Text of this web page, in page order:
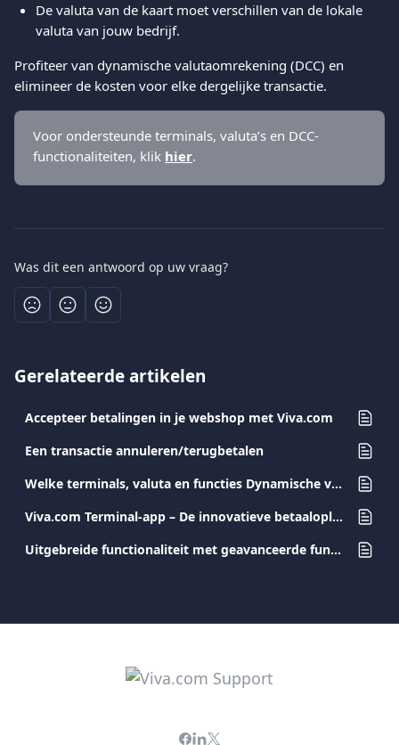
De valuta van de kaart moet verschillen van de lokale
valuta van jouw bedrijf.
Profiteer van dynamische valutaomrekening (DCC) en
elimineer de kosten voor elke dergelijke transactie.
Voor ondersteunde terminals, valuta’s en DCC-
functionaliteiten, klik hier.
Was dit een antwoord op uw vraag?
Gerelateerde artikelen
Accepteer betalingen in je webshop met Viva.com
Een transactie annuleren/terugbetalen
Welke terminals, valuta en functies Dynamische valuta conversie (DCC) ondersteunt
Viva.com Terminal-app – De innovatieve betaaloplossing voor elk bedrijf
Uitgebreide functionaliteit met geavanceerde functies en integraties